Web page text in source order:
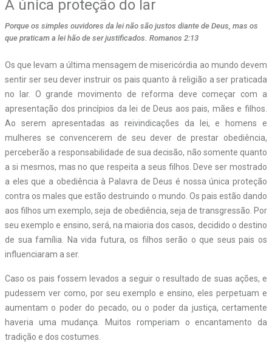
A única proteção do lar
Porque os simples ouvidores da lei não são justos diante de Deus, mas os
que praticam a lei hão de ser justificados. Romanos 2:13
Os que levam a última mensagem de misericórdia ao mundo devem
sentir ser seu dever instruir os pais quanto à religião a ser praticada
no lar. O grande movimento de reforma deve começar com a
apresentação dos princípios da lei de Deus aos pais, mães e filhos.
Ao serem apresentadas as reivindicações da lei, e homens e
mulheres se convencerem de seu dever de prestar obediência,
perceberão a responsabilidade de sua decisão, não somente quanto
a si mesmos, mas no que respeita a seus filhos. Deve ser mostrado
a eles que a obediência à Palavra de Deus é nossa única proteção
contra os males que estão destruindo o mundo. Os pais estão dando
aos filhos um exemplo, seja de obediência, seja de transgressão. Por
seu exemplo e ensino, será, na maioria dos casos, decidido o destino
de sua família. Na vida futura, os filhos serão o que seus pais os
influenciaram a ser.
Caso os pais fossem levados a seguir o resultado de suas ações, e
pudessem ver como, por seu exemplo e ensino, eles perpetuam e
aumentam o poder do pecado, ou o poder da justiça, certamente
haveria uma mudança. Muitos romperiam o encantamento da
tradição e dos costumes.